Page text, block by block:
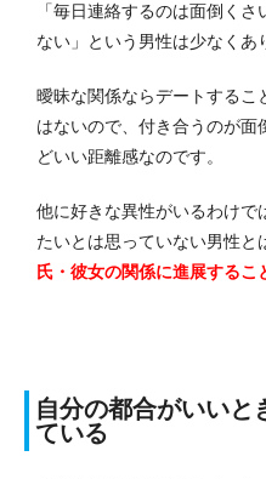
「毎日連絡するのは面倒く
ない」という男性は少なくあ
曖昧な関係ならデートするこ
はないので、付き合うのが面
どいい距離感なのです。
他に好きな異性がいるわけで
たいとは思っていない男性と
氏・彼女の関係に進展するこ
自分の都合がいいと
ている